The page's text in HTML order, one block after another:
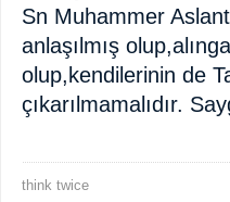
Sn Muhammer
anlaşılmış
olup,kendilerinin de
çıkarılmamalıdır.
think twice